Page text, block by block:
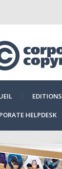
EDITIONS
HELPDESK